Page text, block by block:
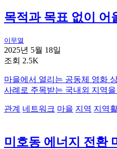
목적과 목표 없이 어
이무열
2025년 5월 18일
조회 2.5K
마을에서 열리는 공동체 영화
사례로 주목받는 국내외 지역
관계 네트워크 마을 지역 지역
미호동 에너지 전환